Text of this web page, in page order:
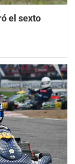
el sexto